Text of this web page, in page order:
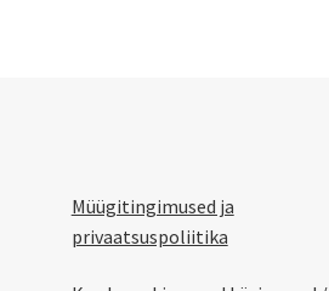
Müügitingimused ja
privaatsuspoliitika